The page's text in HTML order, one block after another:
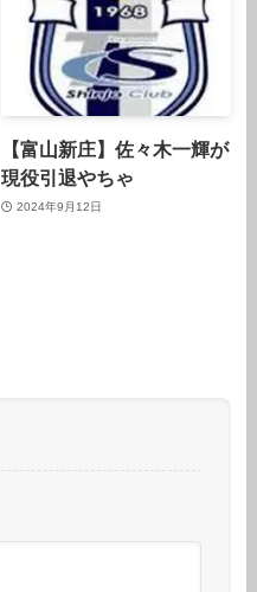
【富山新庄】佐々木一輝が
現役引退やちゃ
2024年9月12日